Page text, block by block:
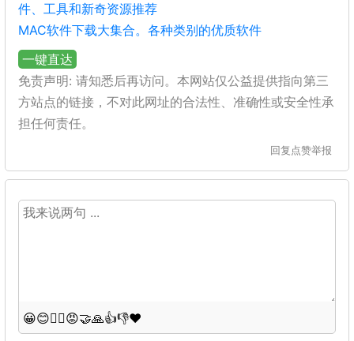
件、工具和新奇资源推荐
MAC软件下载大集合。各种类别的优质软件
一键直达
免责声明: 请知悉后再访问。本网站仅公益提供指向第三
方站点的链接，不对此网址的合法性、准确性或安全性承
担任何责任。
回复 点赞举报
😀😊😵‍💫😡🤝🙏👍👎❤️